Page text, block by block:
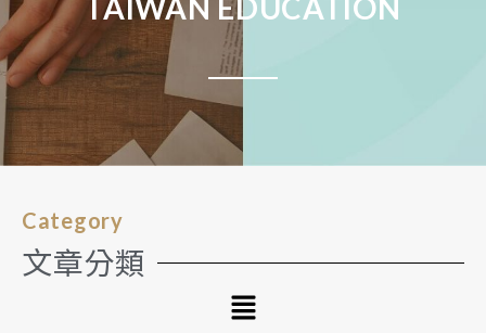
TAIWAN EDUCATION
Category
文章分類